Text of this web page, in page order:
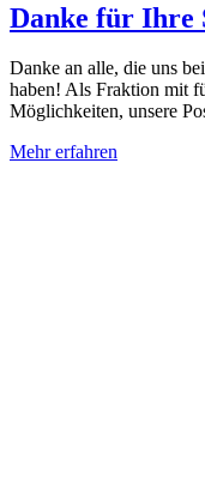
Danke für Ihre
Danke an alle, die uns
haben! Als Fraktion mit
Möglichkeiten, unsere
Mehr erfahren